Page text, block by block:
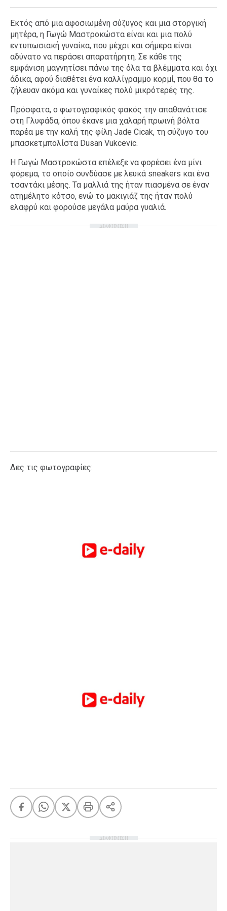
Εκτός από μια αφοσιωμένη σύζυγος και μια στοργική
μητέρα, η Γωγώ Μαστροκώστα είναι και μια πολύ
εντυπωσιακή γυναίκα, που μέχρι και σήμερα είναι
αδύνατο να περάσει απαρατήρητη. Σε κάθε της
εμφάνιση μαγνητίσει πάνω της όλα τα βλέμματα και όχι
άδικα, αφού διαθέτει ένα καλλίγραμμο κορμί, που θα το
ζήλευαν ακόμα και γυναίκες πολύ μικρότερές της.
Πρόσφατα, ο φωτογραφικός φακός την απαθανάτισε
στη Γλυφάδα, όπου έκανε μια χαλαρή πρωινή βόλτα
παρέα με την καλή της φίλη Jade Cicak, τη σύζυγο του
μπασκετμπολίστα Dusan Vukcevic.
Η Γωγώ Μαστροκώστα επέλεξε να φορέσει ένα μίνι
φόρεμα, το οποίο συνδύασε με λευκά sneakers και ένα
τσαντάκι μέσης. Τα μαλλιά της ήταν πιασμένα σε έναν
ατημέλητο κότσο, ενώ το μακιγιάζ της ήταν πολύ
ελαφρύ και φορούσε μεγάλα μαύρα γυαλιά.
ΔΙΑΦΗΜΙΣΗ
Δες τις φωτογραφίες:
ΔΙΑΦΗΜΙΣΗ